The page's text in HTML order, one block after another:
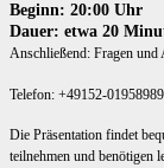
Beginn: 20:00 Uhr
Dauer: etwa 20
Anschließend: Fragen und
Telefon: +49152-01958989
Die Präsentation findet
teilnehmen und benötigen